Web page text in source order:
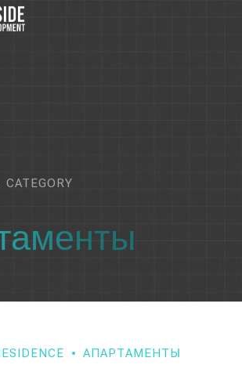
CATEGORY
АПАРТАМЕНТЫ